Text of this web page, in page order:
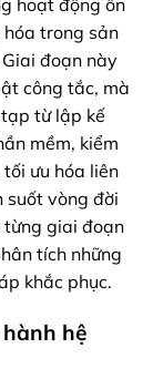
hoạt động ổn
trong sản
đoạn này
công tắc, mà
từ lập kế
mềm, kiểm
ưu hóa liên
suốt vòng đời
từng giai đoạn
tích những
khắc phục.
hệ